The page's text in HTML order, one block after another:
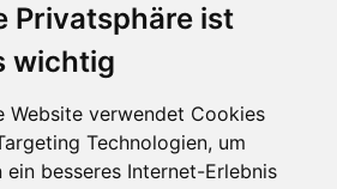
Privatsphäre ist
wichtig
Website verwendet Cookies
Technologien, um
ein besseres Internet-Erlebnis